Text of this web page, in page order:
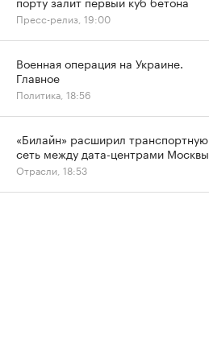
Пресс-релиз, 19:00
Военная операция на Украине.
Главное
Политика, 18:56
«Билайн» расширил транспортную
сеть между дата-центрами Москвы
Отрасли, 18:53